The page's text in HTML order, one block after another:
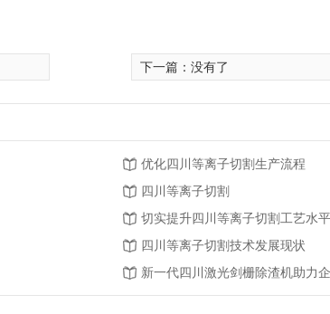
下一篇：没有了
优化四川等离子切割生产流程
四川等离子切割
切实提升四川等离子切割工艺水平
四川等离子切割技术发展现状
新一代四川激光剑栅除渣机助力